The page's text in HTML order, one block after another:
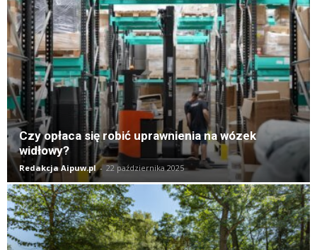
Czy opłaca się robić uprawnienia na wózek
widłowy?
Redakcja Aipuw.pl - 22 października 2025